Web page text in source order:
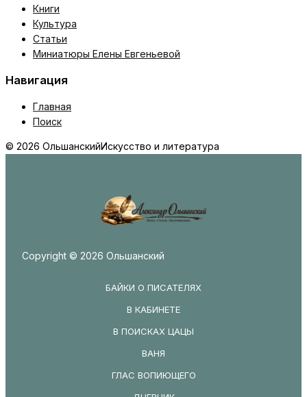
Книги
Культура
Статьи
Миниатюры Елены Евгеньевой
Навигация
Главная
Поиск
© 2026 ОльшанскийИскусство и литература
Copyright © 2026 Ольшанский
БАЙКИ О ПИСАТЕЛЯХ
В КАБИНЕТЕ
В ПОИСКАХ ЦАЦЫ
ВАНЯ
ГЛАС ВОПИЮЩЕГО